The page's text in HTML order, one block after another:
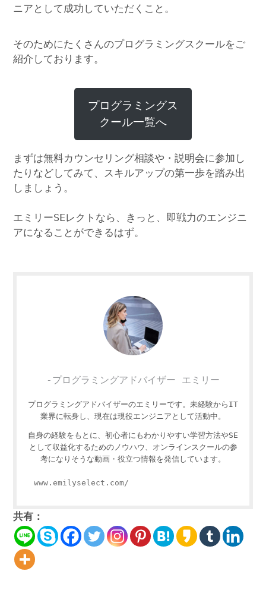
ニアとして成功していただくこと。
そのためにたくさんのプログラミングスクールをご
紹介しております。
プログラミングス
クール一覧へ
まずは無料カウンセリング相談や・説明会に参加し
たりなどしてみて、スキルアップの第一歩を踏み出
しましょう。
エミリーSEレクトなら、きっと、即戦力のエンジニ
アになることができるはず。
-プログラミングアドバイザー エミリー
プログラミングアドバイザーのエミリーです。未経験からIT
業界に転身し、現在は現役エンジニアとして活動中。
自身の経験をもとに、初心者にもわかりやすい学習方法やSE
として収益化するためのノウハウ、オンラインスクールの参
考になりそうな動画・役立つ情報を発信しています。
www.emilyselect.com/
共有：